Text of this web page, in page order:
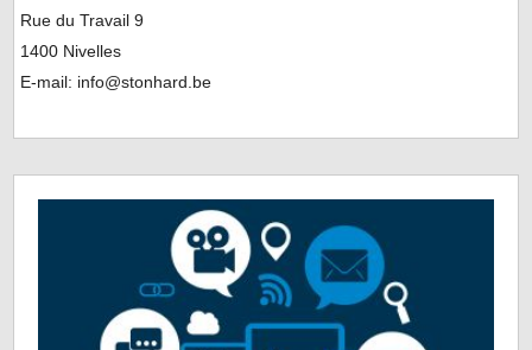
Rue du Travail 9
1400 Nivelles
E-mail: info@stonhard.be